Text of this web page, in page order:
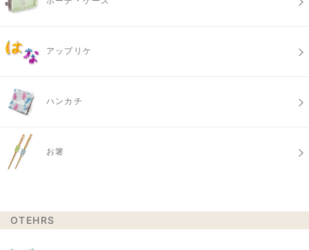
アップリケ
ハンカチ
お箸
OTEHRS